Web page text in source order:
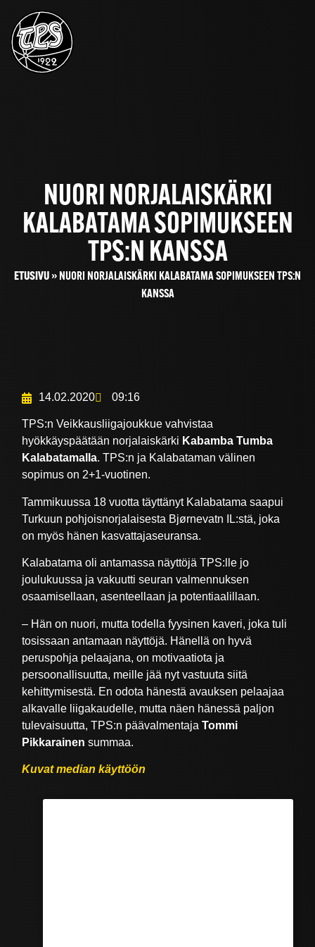
NUORI NORJALAISKÄRKI
KALABATAMA SOPIMUKSEEN
TPS:N KANSSA
ETUSIVU» NUORI NORJALAISKÄRKI KALABATAMA SOPIMUKSEEN TPS:N
KANSSA
14.02.2020 09:16
TPS:n Veikkausliigajoukkue vahvistaa
hyökkäyspäätään norjalaiskärki Kabamba Tumba
Kalabatamalla. TPS:n ja Kalabataman välinen
sopimus on 2+1-vuotinen.
Tammikuussa 18 vuotta täyttänyt Kalabatama saapui
Turkuun pohjoisnorjalaisesta Bjørnevatn IL:stä, joka
on myös hänen kasvattajaseuransa.
Kalabatama oli antamassa näyttöjä TPS:lle jo
joulukuussa ja vakuutti seuran valmennuksen
osaamisellaan, asenteellaan ja potentiaalillaan.
– Hän on nuori, mutta todella fyysinen kaveri, joka tuli
tosissaan antamaan näyttöjä. Hänellä on hyvä
peruspohja pelaajana, on motivaatiota ja
persoonallisuutta, meille jää nyt vastuuta siitä
kehittymisestä. En odota hänestä avauksen pelaajaa
alkavalle liigakaudelle, mutta näen hänessä paljon
tulevaisuutta, TPS:n päävalmentajaTommi
Pikkarainen summaa.
Kuvat median käyttöön